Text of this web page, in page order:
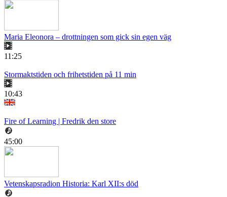
Maria Eleonora – drottningen som gick sin egen väg
11:25
Stormaktstiden och frihetstiden på 11 min
10:43
Fire of Learning | Fredrik den store
45:00
Vetenskapsradion Historia: Karl XII:s död